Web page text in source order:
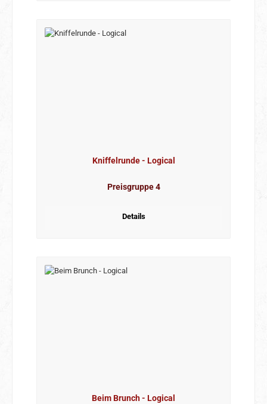
Kniffelrunde - Logical
Preisgruppe 4
Details
Beim Brunch - Logical